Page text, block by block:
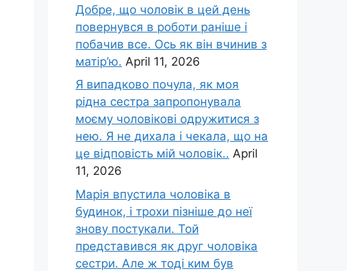
Добре, що чоловік в цей день
повернувся в роботи раніше і
побачив все. Ось як він вчинив з
матір’ю. April 11, 2026
Я випадково почула, як моя
рідна сестра запропонувала
моєму чоловікові одружитися з
нею. Я не дихала і чекала, що на
це відповість мій чоловік.. April
11, 2026
Марія впустила чоловіка в
будинок, і трохи пізніше до неї
знову постукали. Той
представився як друг чоловіка
сестри. Але ж тоді ким був